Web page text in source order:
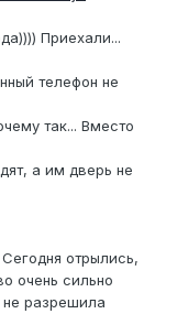
Приехали...
телефон не
так... Вместо
а им дверь не
отрылись,
очень сильно
разрешила